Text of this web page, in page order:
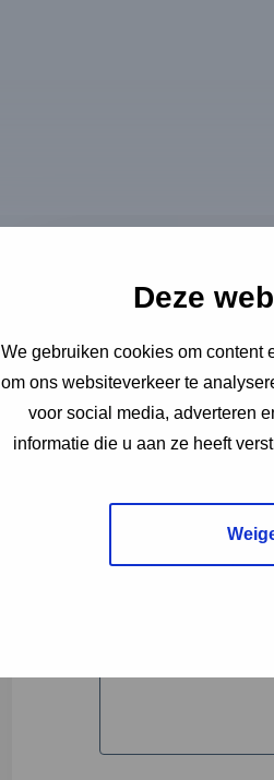
Deze
We gebruiken cookies om content
om ons websiteverkeer te
voor social media, adverteren
informatie die u aan ze heeft
"* " geeft vereiste
1
Volledige